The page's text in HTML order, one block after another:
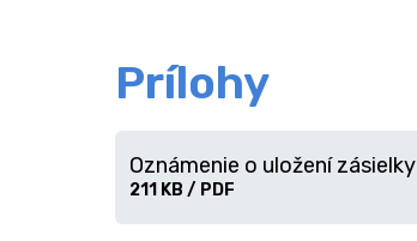
Prílohy
Stiahnuť
Oznámenie o uložení zásielky
211 KB / PDF